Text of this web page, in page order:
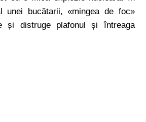
unei bucătarii, «mingea de foc»
și distruge plafonul și întreaga